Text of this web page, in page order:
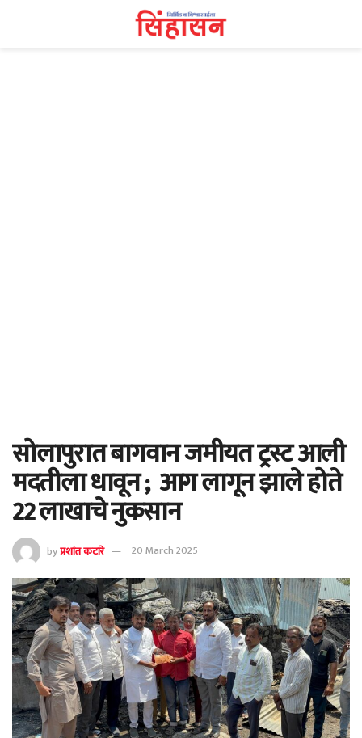
सोलापुरात बागवान जमीयत ट्रस्ट आली
मदतीला धावून ; आग लागून झाले होते
22 लाखाचे नुकसान
byप्रशांत कटारे 20 March 2025